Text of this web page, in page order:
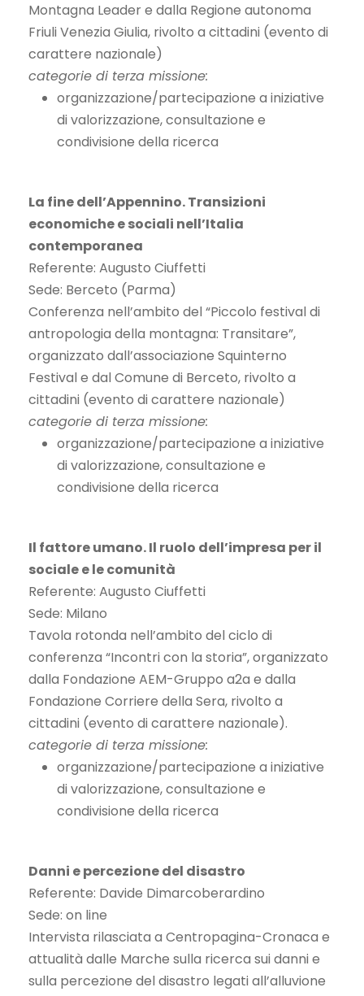
Montagna Leader e dalla Regione autonoma
Friuli Venezia Giulia, rivolto a cittadini (evento di
carattere nazionale)
categorie di terza missione:
organizzazione/partecipazione a iniziative
di valorizzazione, consultazione e
condivisione della ricerca
La fine dell’Appennino. Transizioni
economiche e sociali nell’Italia
contemporanea
Referente: Augusto Ciuffetti
Sede: Berceto (Parma)
Conferenza nell’ambito del “Piccolo festival di
antropologia della montagna: Transitare”,
organizzato dall’associazione Squinterno
Festival e dal Comune di Berceto, rivolto a
cittadini (evento di carattere nazionale)
categorie di terza missione:
organizzazione/partecipazione a iniziative
di valorizzazione, consultazione e
condivisione della ricerca
Il fattore umano. Il ruolo dell’impresa per il
sociale e le comunità
Referente: Augusto Ciuffetti
Sede: Milano
Tavola rotonda nell’ambito del ciclo di
conferenza “Incontri con la storia”, organizzato
dalla Fondazione AEM-Gruppo a2a e dalla
Fondazione Corriere della Sera, rivolto a
cittadini (evento di carattere nazionale).
categorie di terza missione:
organizzazione/partecipazione a iniziative
di valorizzazione, consultazione e
condivisione della ricerca
Danni e percezione del disastro
Referente: Davide Dimarcoberardino
Sede: on line
Intervista rilasciata a Centropagina-Cronaca e
attualità dalle Marche sulla ricerca sui danni e
sulla percezione del disastro legati all’alluvione